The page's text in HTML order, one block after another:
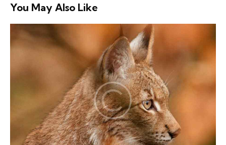
You May Also Like